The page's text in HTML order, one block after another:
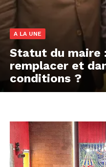
A LA UNE
Statut du maire
remplacer et
conditions ?